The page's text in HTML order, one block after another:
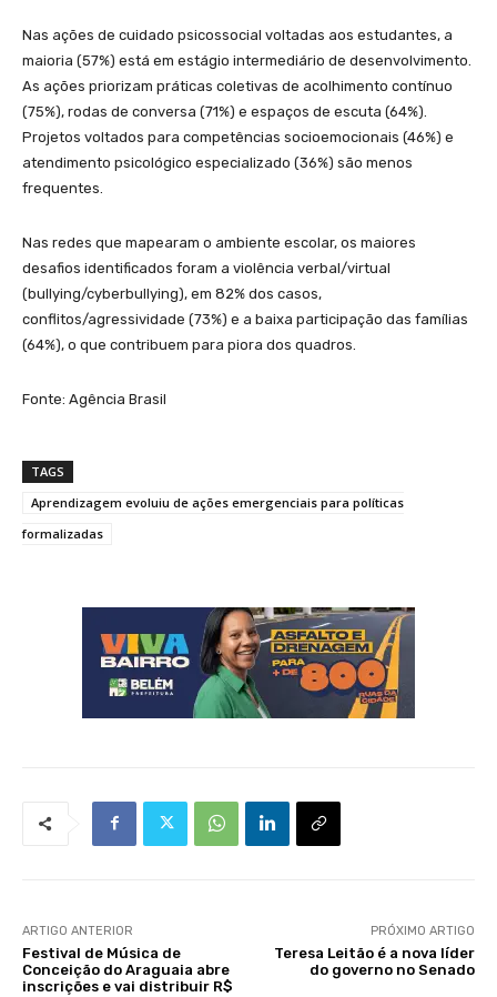
Nas ações de cuidado psicossocial voltadas aos estudantes, a
maioria (57%) está em estágio intermediário de desenvolvimento.
As ações priorizam práticas coletivas de acolhimento contínuo
(75%), rodas de conversa (71%) e espaços de escuta (64%).
Projetos voltados para competências socioemocionais (46%) e
atendimento psicológico especializado (36%) são menos
frequentes.
Nas redes que mapearam o ambiente escolar, os maiores
desafios identificados foram a violência verbal/virtual
(bullying/cyberbullying), em 82% dos casos,
conflitos/agressividade (73%) e a baixa participação das famílias
(64%), o que contribuem para piora dos quadros.
Fonte: Agência Brasil
TAGS
Aprendizagem evoluiu de ações emergenciais para políticas
formalizadas
ARTIGO ANTERIOR
Festival de Música de
Conceição do Araguaia abre
inscrições e vai distribuir R$
PRÓXIMO ARTIGO
Teresa Leitão é a nova líder
do governo no Senado